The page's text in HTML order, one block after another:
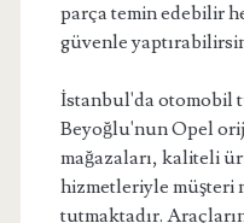
parça temin edebilir
güvenle
İstanbul'da otomobil
Beyoğlu'nun Opel
mağazaları, kaliteli
hizmetleriyle müşteri
tutmaktadır.